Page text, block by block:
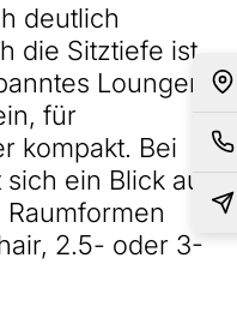
deutlich
die Sitztiefe ist
Loungen
für
kompakt. Bei
ein Blick auf
2.5- oder 3-